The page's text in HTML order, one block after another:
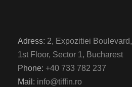
Adress: 2, Expozitiei Boulevard,
1st Floor, Sector 1, Bucharest
Phone: +40 733 782 237
Mail: info@tiffin.ro